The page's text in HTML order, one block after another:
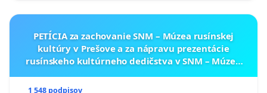
PETÍCIA za zachovanie SNM – Múzea rusínskej
kultúry v Prešove a za nápravu prezentácie
rusínskeho kultúrneho dedičstva v SNM – Múzeu
1 548 podpisov